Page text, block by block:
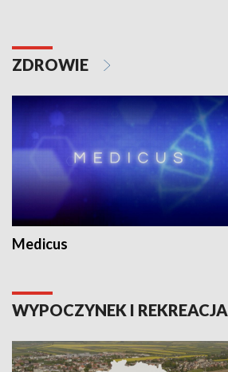
ZDROWIE
Medicus
WYPOCZYNEK I REKREACJA